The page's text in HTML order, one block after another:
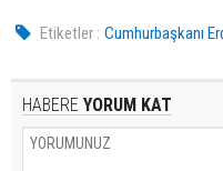
Etiketler : Cumhurbaşkanı
HABERE YORUM KAT